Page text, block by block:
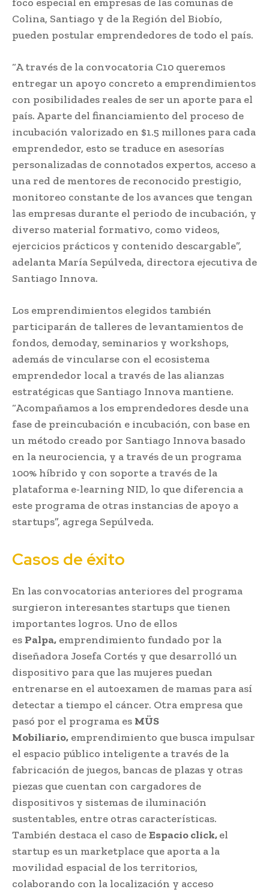
Colina, Santiago y de la Región del Biobío,
pueden postular emprendedores de todo el país.
“A través de la convocatoria C10 queremos
entregar un apoyo concreto a emprendimientos
con posibilidades reales de ser un aporte para el
país. Aparte del financiamiento del proceso de
incubación valorizado en $1.5 millones para cada
emprendedor, esto se traduce en asesorías
personalizadas de connotados expertos, acceso a
una red de mentores de reconocido prestigio,
monitoreo constante de los avances que tengan
las empresas durante el periodo de incubación, y
diverso material formativo, como videos,
ejercicios prácticos y contenido descargable”,
adelanta María Sepúlveda, directora ejecutiva de
Santiago Innova.
Los emprendimientos elegidos también
participarán de talleres de levantamientos de
fondos, demoday, seminarios y workshops,
además de vincularse con el ecosistema
emprendedor local a través de las alianzas
estratégicas que Santiago Innova mantiene.
“Acompañamos a los emprendedores desde una
fase de preincubación e incubación, con base en
un método creado por Santiago Innova basado
en la neurociencia, y a través de un programa
100% híbrido y con soporte a través de la
plataforma e-learning NID, lo que diferencia a
este programa de otras instancias de apoyo a
startups”, agrega Sepúlveda.
Casos de éxito
En las convocatorias anteriores del programa
surgieron interesantes startups que tienen
importantes logros. Uno de ellos
es Palpa, emprendimiento fundado por la
diseñadora Josefa Cortés y que desarrolló un
dispositivo para que las mujeres puedan
entrenarse en el autoexamen de mamas para así
detectar a tiempo el cáncer. Otra empresa que
pasó por el programa es MÜS
Mobiliario, emprendimiento que busca impulsar
el espacio público inteligente a través de la
fabricación de juegos, bancas de plazas y otras
piezas que cuentan con cargadores de
dispositivos y sistemas de iluminación
sustentables, entre otras características.
También destaca el caso deEspacio click,el
startup es un marketplace que aporta a la
movilidad espacial de los territorios,
colaborando con la localización y acceso